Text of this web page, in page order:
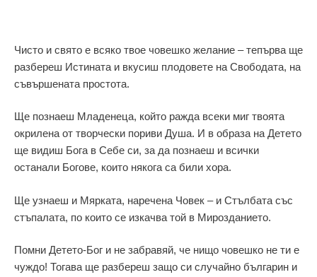
Чисто и свято е всяко твое човешко желание – тепърва ще
разбереш Истината и вкусиш плодовете на Свободата, на
съвършената простота.
Ще познаеш Младенеца, който ражда всеки миг твоята
окрилена от творчески пориви Душа. И в образа на Детето
ще видиш Бога в Себе си, за да познаеш и всички
останали Богове, които някога са били хора.
Ще узнаеш и Мярката, наречена Човек – и Стълбата със
стъпалата, по които се изкачва той в Мирозданието.
Помни Детето-Бог и не забравяй, че нищо човешко не ти е
чуждо! Тогава ще разбереш защо си случайно българин и